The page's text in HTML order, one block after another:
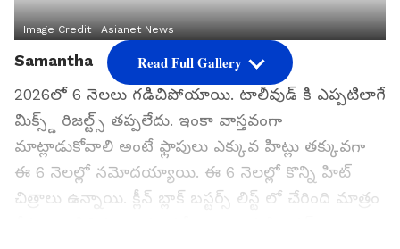
Image Credit :Asianet News
Samantha
2026లో 6 నెలలు గడిచిపోయాయి. టాలీవుడ్ కి ఎప్పటిలాగే
మిక్స్డ్ రిజల్ట్స్ తప్పలేదు. ఇంకా వాస్తవంగా
మాట్లాడుకోవాలి అంటే ఫ్లాపులు ఎక్కువ హిట్లు తక్కువగా
ఈ 6 నెలల్లో నమోదయ్యాయి. ఈ 6 నెలల్లో కొన్ని హిట్
చిత్రాలు ఉన్నాయి. క్లీన్ బ్లాక్ బస్టర్స్ లిస్ట్ లో చేరింది మాత్రం
Read Full Gallery